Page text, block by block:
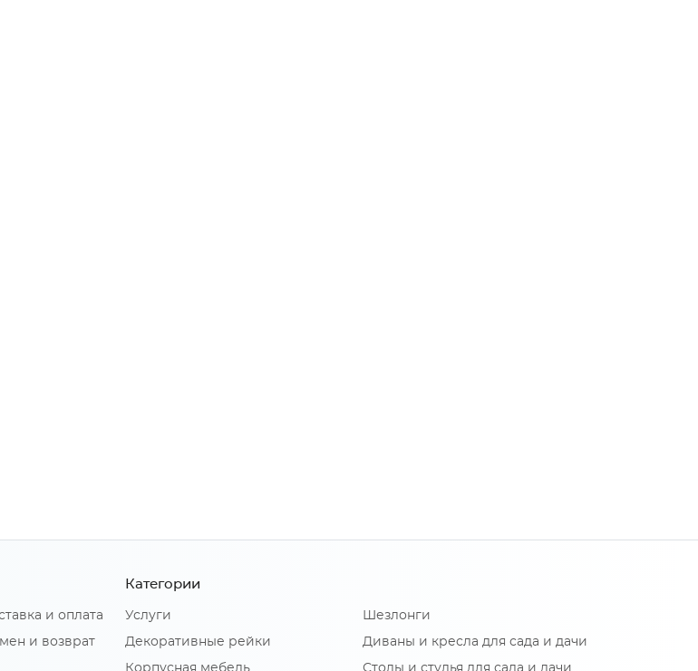
и оплата
и возврат
Категории
Услуги
Декоративные рейки
Корпусная мебель
Шезлонги
Диваны и кресла для сада и дачи
Столы и стулья для сада и дачи